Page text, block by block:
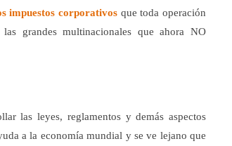
impuestos corporativos que toda operación
grandes multinacionales que ahora NO
las leyes, reglamentos y demás aspectos
a la economía mundial y se ve lejano que